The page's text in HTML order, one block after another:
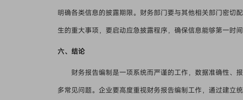
明确各类信息的披露期限。财务部门要与其他相关部门密切
生的重大事项，要启动应急披露程序，确保信息能够第一时
六、结论
财务报告编制是一项系统而严谨的工作，数据准确性、
多常见问题。企业要高度重视财务报告编制工作，通过建立